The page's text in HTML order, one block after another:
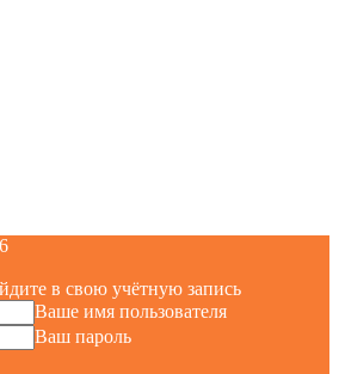
в свою учётную запись
Ваше имя пользователя
Ваш пароль